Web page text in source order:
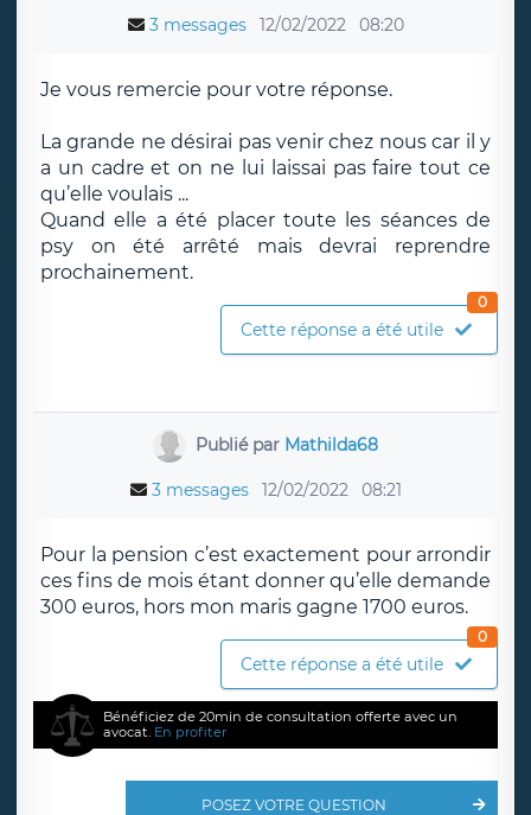
3 messages 12/02/2022 08:20
Je vous remercie pour votre réponse.
La grande ne désirai pas venir chez nous car il y
a un cadre et on ne lui laissai pas faire tout ce
qu’elle voulais ...
Quand elle a été placer toute les séances de
psy on été arrêté mais devrai reprendre
prochainement.
Cette réponse a été utile
0
Publié par Mathilda68
3 messages 12/02/2022 08:21
Pour la pension c’est exactement pour arrondir
ces fins de mois étant donner qu’elle demande
300 euros, hors mon maris gagne 1700 euros.
Cette réponse a été utile
0
Bénéficiez de 20min de consultation offerte avec un
avocat. En profiter
POSEZ VOTRE QUESTION